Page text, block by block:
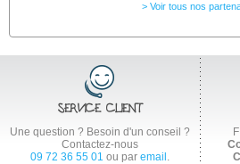
Voir tous nos
SERVICE CLIENT
Une question ? Besoin d'un conseil ?
Contactez-nous
09 72 36 55 01 ou par email .